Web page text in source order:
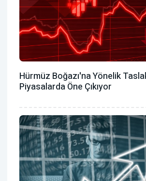
Hürmüz Boğazı'na Yönelik
Piyasalarda Öne Çıkıyor